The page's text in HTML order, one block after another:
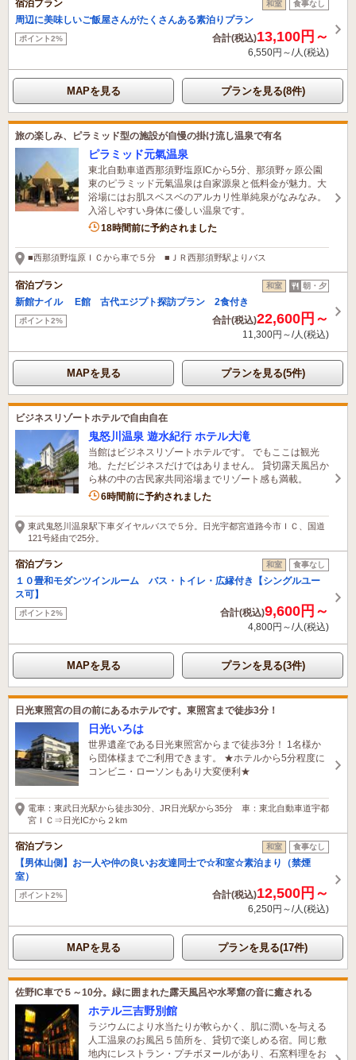
宿泊プラン 和室 食事なし
周辺に美味しいご飯屋さんがたくさんある素泊りプラン
ポイント2% 合計(税込)13,100円～
6,550円～/人(税込)
MAPを見る プランを見る(8件)
旅の楽しみ、ピラミッド型の施設が自慢の掛け流し温泉で有名
ピラミッド元氣温泉
東北自動車道西那須野塩原ICから5分、那須野ヶ原公園
東のピラミッド元氣温泉は自家源泉と低料金が魅力。大
浴場にはお肌スベスベのアルカリ性単純泉がなみなみ。
入浴しやすい身体に優しい温泉です。
2名がこの宿を見ています
18時間前に予約されました
■西那須野塩原ＩＣから車で５分 ■ＪＲ西那須野駅よりバス
宿泊プラン 和室 朝・夕
新館ナイル E館 古代エジプト探訪プラン 2食付き
ポイント2% 合計(税込)22,600円～
11,300円～/人(税込)
MAPを見る プランを見る(5件)
ビジネスリゾートホテルで自由自在
鬼怒川温泉 遊水紀行 ホテル大滝
当館はビジネスリゾートホテルです。 でもここは観光
地。ただビジネスだけではありません。 貸切露天風呂か
ら林の中の古民家共同浴場までリゾート感も満載。
2名がこの宿を見ています
6時間前に予約されました
東武鬼怒川温泉駅下車ダイヤルバスで５分。日光宇都宮道路今市ＩＣ、国道
121号経由で25分。
宿泊プラン 和室 食事なし
１０畳和モダンツインルーム バス・トイレ・広縁付き【シングルユー
ス可】
ポイント2% 合計(税込)9,600円～
4,800円～/人(税込)
MAPを見る プランを見る(3件)
日光東照宮の目の前にあるホテルです。東照宮まで徒歩3分！
日光いろは
世界遺産である日光東照宮からまで徒歩3分！ 1名様か
ら団体様までご利用できます。 ★ホテルから5分程度に
コンビニ・ローソンもあり大変便利★
電車：東武日光駅から徒歩30分、JR日光駅から35分 車：東北自動車道宇都
宮ＩＣ⇒日光ICから２km
宿泊プラン 和室 食事なし
【男体山側】お一人や仲の良いお友達同士で☆和室☆素泊まり（禁煙
室）
ポイント2% 合計(税込)12,500円～
6,250円～/人(税込)
MAPを見る プランを見る(17件)
佐野IC車で５～10分。緑に囲まれた露天風呂や水琴窟の音に癒される
ホテル三吉野別館
ラジウムにより水当たりが軟らかく、肌に潤いを与える
人工温泉のお風呂５箇所を、貸切で楽しめる宿。同じ敷
地内にレストラン・プチボヌールがあり、石窯料理をお